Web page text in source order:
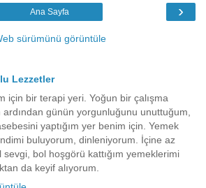
›
Ana Sayfa
sürümünü görüntüle
Lezzetler
için bir terapi yeri. Yoğun bir çalışma
günün yorgunluğunu unuttuğum,
yaptığım yer benim için. Yemek
buluyorum, dinleniyorum. İçine az
bol hoşgörü kattığım yemeklerimi
da keyif alıyorum.